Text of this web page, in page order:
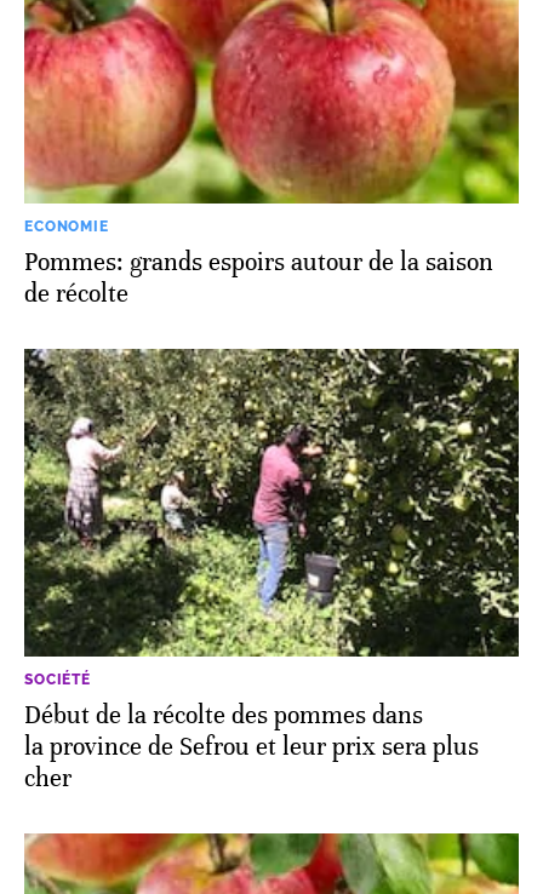
ECONOMIE
Pommes: grands espoirs autour de la saison
de récolte
SOCIÉTÉ
Début de la récolte des pommes dans
la province de Sefrou et leur prix sera plus
cher